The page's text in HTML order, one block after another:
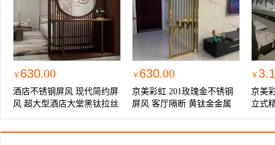
￥ 630.00
酒店不锈钢屏风 现代简约屏
风 超大型酒店大堂黑钛拉丝
￥ 630.00
京美彩虹 201玫瑰金不锈钢
屏风 客厅隔断 黄钛金金属
￥
京美
立式